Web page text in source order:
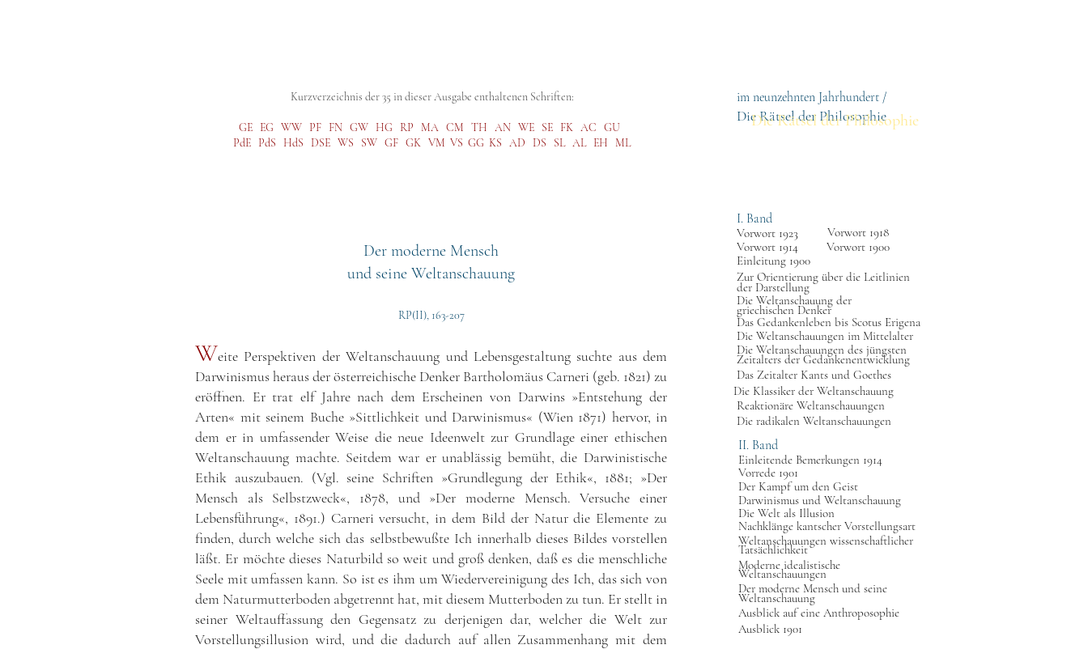
Kurzverzeichnis der 35 in dieser Ausgabe enthaltenen Schriften:
GE EG WW PF FN GW HG RP MA CM TH AN WE SE FK AC GU
PdE PdS HdS DSE WS SW GF GK VM VS GG KS AD DS SL AL EH ML
Der moderne Mensch
und seine Weltanschauung
RP(II), 163-207
Weite Perspektiven der Weltanschauung und Lebensgestaltung suchte aus dem
Darwinismus heraus der österreichische Denker Bartholomäus Carneri (geb. 1821) zu
eröffnen. Er trat elf Jahre nach dem Erscheinen von Darwins »Entstehung der
Arten« mit seinem Buche »Sittlichkeit und Darwinismus« (Wien 1871) hervor, in
dem er in umfassender Weise die neue Ideenwelt zur Grundlage einer ethischen
Weltanschauung machte. Seitdem war er unablässig bemüht, die Darwinistische
Ethik auszubauen. (Vgl. seine Schriften »Grundlegung der Ethik«, 1881; »Der
Mensch als Selbstzweck«, 1878, und »Der moderne Mensch. Versuche einer
Lebensführung«, 1891.) Carneri versucht, in dem Bild der Natur die Elemente zu
finden, durch welche sich das selbstbewußte Ich innerhalb dieses Bildes vorstellen
läßt. Er möchte dieses Naturbild so weit und groß denken, daß es die menschliche
Seele mit umfassen kann. So ist es ihm um Wiedervereinigung des Ich, das sich von
dem Naturmutterboden abgetrennt hat, mit diesem Mutterboden zu tun. Er stellt in
seiner Weltauffassung den Gegensatz zu derjenigen dar, welcher die Welt zur
Vorstellungsillusion wird, und die dadurch auf allen Zusammenhang mit dem
im neunzehnten Jahrhundert /
Die Rätsel der Philosophie
Vorwort 1923
Vorwort 1914
Einleitung 1900
I. Band
Vorwort 1918
Vorwort 1900
Zur Orientierung über die Leitlinien
Die Weltanschauungen des jüngsten
Die Weltanschauungen im Mittelalter
Das Gedankenleben bis Scotus Erigena
Die Weltanschauung der
der Darstellung
griechischen Denker
Zeitalters der Gedankenentwicklung
Das Zeitalter Kants und Goethes
Die Klassiker der Weltanschauung
Reaktionäre Weltanschauungen
Die radikalen Weltanschauungen
Vorrede 1901
Einleitende Bemerkungen 1914
Der Kampf um den Geist
Darwinismus und Weltanschauung
Die Welt als Illusion
Nachklänge kantscher Vorstellungsart
II. Band
Weltanschauungen wissenschaftlicher
Tatsächlichkeit
Moderne idealistische
Weltanschauungen
Der moderne Mensch und seine
Weltanschauung
Ausblick auf eine Anthroposophie
Ausblick 1901
Die Rätsel der Philosophie